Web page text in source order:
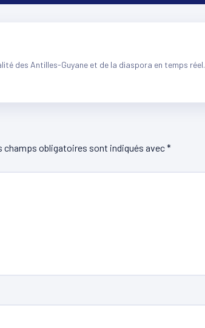
des Antilles-Guyane et de la diaspora en temps réel.
champs obligatoires sont indiqués avec*